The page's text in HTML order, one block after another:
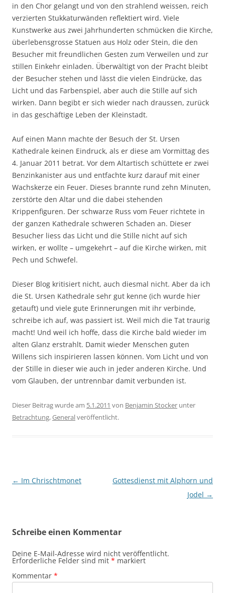
in den Chor gelangt und von den strahlend weissen, reich
verzierten Stukkaturwänden reflektiert wird. Viele
Kunstwerke aus zwei Jahrhunderten schmücken die Kirche,
überlebensgrosse Statuen aus Holz oder Stein, die den
Besucher mit freundlichen Gesten zum Verweilen und zur
stillen Einkehr einladen. Überwältigt von der Pracht bleibt
der Besucher stehen und lässt die vielen Eindrücke, das
Licht und das Farbenspiel, aber auch die Stille auf sich
wirken. Dann begibt er sich wieder nach draussen, zurück
in das geschäftige Leben der Kleinstadt.
Auf einen Mann machte der Besuch der St. Ursen
Kathedrale keinen Eindruck, als er diese am Vormittag des
4. Januar 2011 betrat. Vor dem Altartisch schüttete er zwei
Benzinkanister aus und entfachte kurz darauf mit einer
Wachskerze ein Feuer. Dieses brannte rund zehn Minuten,
zerstörte den Altar und die dabei stehenden
Krippenfiguren. Der schwarze Russ vom Feuer richtete in
der ganzen Kathedrale schweren Schaden an. Dieser
Besucher liess das Licht und die Stille nicht auf sich
wirken, er wollte – umgekehrt – auf die Kirche wirken, mit
Pech und Schwefel.
Dieser Blog kritisiert nicht, auch diesmal nicht. Aber da ich
die St. Ursen Kathedrale sehr gut kenne (ich wurde hier
getauft) und viele gute Erinnerungen mit ihr verbinde,
schreibe ich auf, was passiert ist. Weil mich die Tat traurig
macht! Und weil ich hoffe, dass die Kirche bald wieder im
alten Glanz erstrahlt. Damit wieder Menschen guten
Willens sich inspirieren lassen können. Vom Licht und von
der Stille in dieser wie auch in jeder anderen Kirche. Und
vom Glauben, der untrennbar damit verbunden ist.
Dieser Beitrag wurde am 5.1.2011 von Benjamin Stocker unter
Betrachtung,Generalveröffentlicht.
Beitragsnavigation
← Im Chrischtmonet
Gottesdienst mit Alphorn und
Jodel →
Schreibe einen Kommentar
Deine E-Mail-Adresse wird nicht veröffentlicht.
Erforderliche Felder sind mit * markiert
Kommentar *